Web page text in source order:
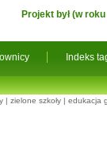
Indeks
Projekt był (w
| zielone szkoły | edukacja